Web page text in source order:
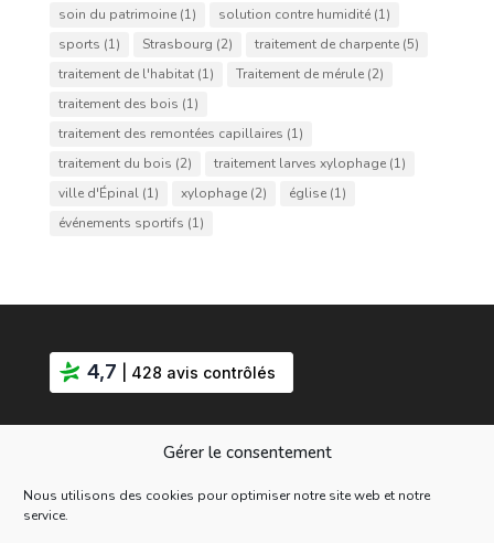
Gérer le consentement
Nous utilisons des cookies pour optimiser notre site web et notre
service.
soin du patrimoine(1) solution contre humidité(1)
sports (1) Strasbourg (2) traitement de charpente(5)
traitement de l'habitat(1) Traitement de mérule(2)
traitement des bois (1)
traitement des remontées capillaires (1)
traitement du bois (2) traitement larves xylophage(1)
ville d'Épinal(1) xylophage(2) église(1)
événements sportifs (1)
4,7 | 428 avis contrôlés